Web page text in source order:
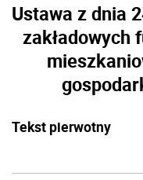
Ustawa z dnia
zakładowych
Tekst pierwotny